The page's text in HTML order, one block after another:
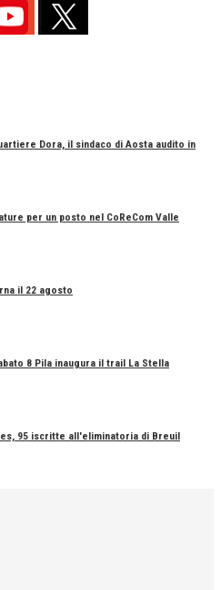
Dora, il sindaco di Aosta audito in
per un posto nel CoReCom Valle
il 22 agosto
8 Pila inaugura il trail La Stella
95 iscritte all'eliminatoria di Breuil